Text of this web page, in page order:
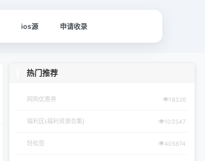
ios源 申请收录
热门推荐
网购优惠券 18326
福利区(福利资源合集) 103547
轻松签 405674